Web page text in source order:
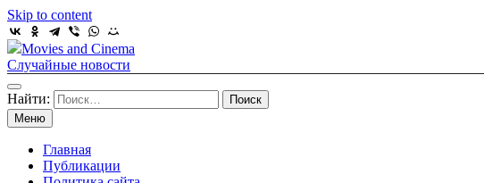
Skip to content
Movies and Cinema
Случайные новости
Найти:
Меню
Главная
Публикации